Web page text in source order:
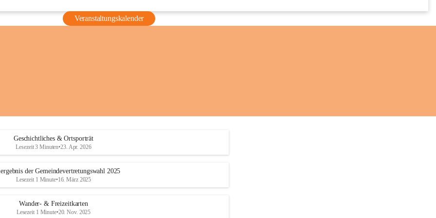
Veranstaltungskalender
Geschichtliches & Ortsporträt
Lesezeit 3 Minuten•23. Apr. 2026
der Gemeindevertretungswahl 2025
Lesezeit 1 Minute•16. März 2025
Wander- & Freizeitkarten
Lesezeit 1 Minute•20. Nov. 2025